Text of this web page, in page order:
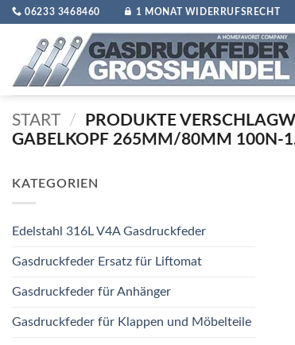
Zum
springen
06233 3468460 1 MONAT
START /
PRODUKTE
GABELKOPF 265MM/80MM 100N-
KATEGORIEN
Edelstahl 316L V4A Gasdruckfeder
Gasdruckfeder Ersatz für Liftomat
Gasdruckfeder für Anhänger
Gasdruckfeder für Klappen und Möbelteile